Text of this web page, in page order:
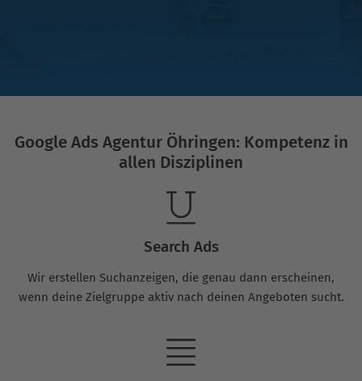
Google Ads Agentur Öhringen: Kompetenz in
allen Disziplinen
Search Ads
Wir erstellen Suchanzeigen, die genau dann erscheinen,
wenn deine Zielgruppe aktiv nach deinen Angeboten sucht.